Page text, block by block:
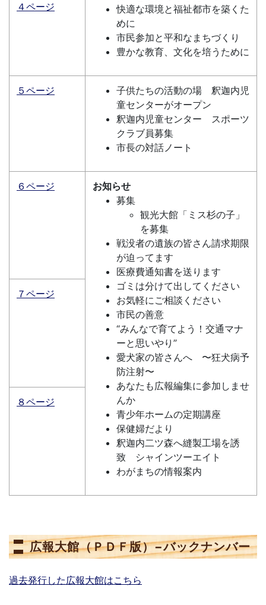
快適な環境と福祉都市を築くた
めに
市民参加と平和なまちづくり
豊かな教育、文化を培うために
４ページ
５ページ
子供たちの活動の場 釈迦内児
童センターがオープン
釈迦内児童センター スポーツ
クラブ員募集
市長の対話ノート
６ページ
お知らせ
募集
観光大館「ミス杉の子」
を募集
戦没者の遺族の皆さん請求期限
が迫ってます
医療費通知書を送ります
ゴミは分けて出してください
お気軽にご相談ください
市民の善意
“みんなで育てよう！交通マナ
ーと思いやり”
愛犬家の皆さんへ 〜狂犬病予
防注射〜
あなたも広報編集に参加しませ
んか
青少年ホームの定期講座
保健婦だより
釈迦内二ツ森へ縫製工場を誘
致 シャインツーエイト
わがまちの情報案内
７ページ
８ページ
広報大館（ＰＤＦ版）−バックナンバー
過去発行した広報大館はこちら